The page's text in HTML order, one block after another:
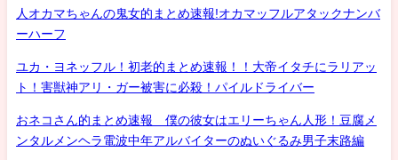
人オカマちゃんの鬼女的まとめ速報!オカマッフルアタックナンバ
ーハーフ
ユカ・ヨネッフル！初老的まとめ速報！！大帝イタチにラリアッ
ト！害獣神アリ・ガー被害に必殺！パイルドライバー
おネコさん的まとめ速報 僕の彼女はエリーちゃん人形！豆腐メ
ンタルメンヘラ電波中年アルバイターのぬいぐるみ男子末路編